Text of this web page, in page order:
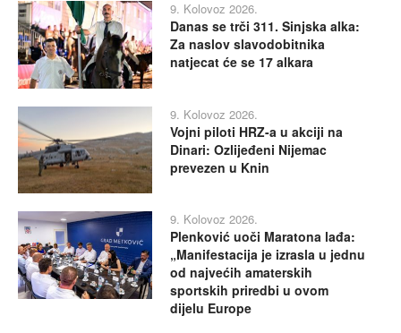
9. Kolovoz 2026.
Danas se trči 311. Sinjska alka:
Za naslov slavodobitnika
natjecat će se 17 alkara
9. Kolovoz 2026.
Vojni piloti HRZ-a u akciji na
Dinari: Ozlijeđeni Nijemac
prevezen u Knin
9. Kolovoz 2026.
Plenković uoči Maratona lađa:
„Manifestacija je izrasla u jednu
od najvećih amaterskih
sportskih priredbi u ovom
dijelu Europe